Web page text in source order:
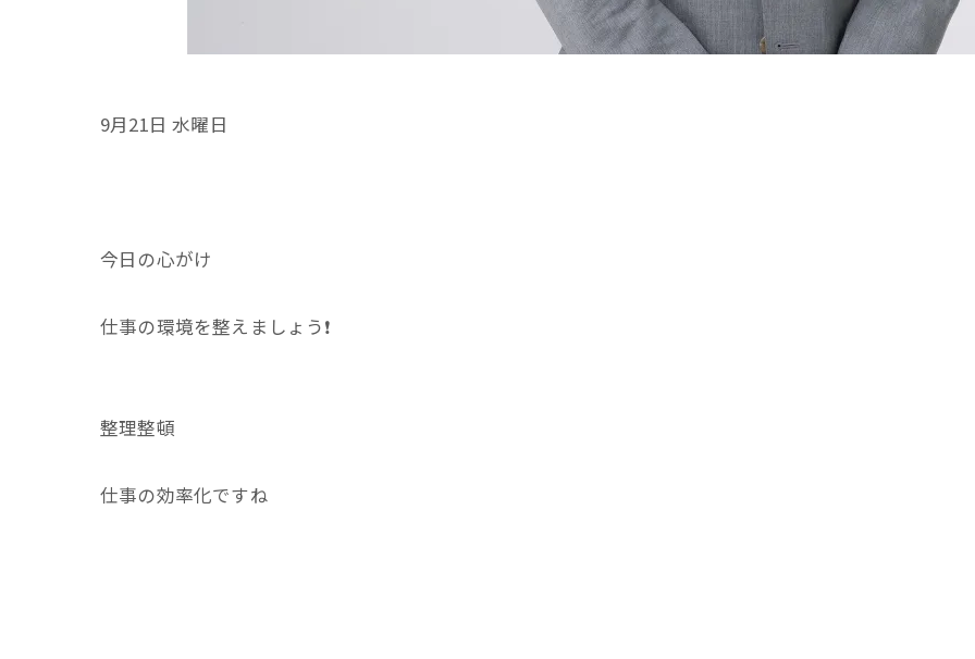
9月21日 水曜日
今日の心がけ
仕事の環境を整えましょう❗
整理整頓
仕事の効率化ですね